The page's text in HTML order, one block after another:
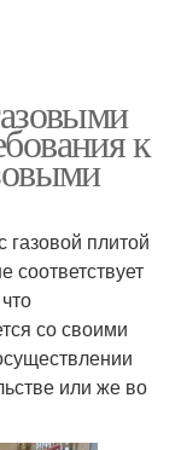
к
газовой плитой
соответствует
со своими
или же во